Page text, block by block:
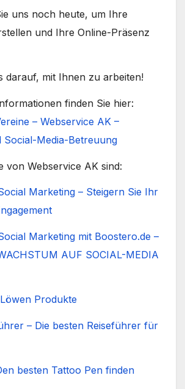
uns noch heute, um Ihre
und Ihre Online-Präsenz
darauf, mit Ihnen zu arbeiten!
finden Sie hier:
– Webservice AK –
Social-Media-Betreuung
von Webservice AK sind:
Marketing – Steigern Sie Ihr
Marketing mit Boostero.de –
AUF SOCIAL-MEDIA
Produkte
– Die besten Reiseführer für
besten Tattoo Pen finden